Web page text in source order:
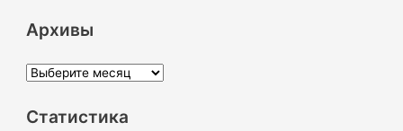
Архивы
А
х
Статистика